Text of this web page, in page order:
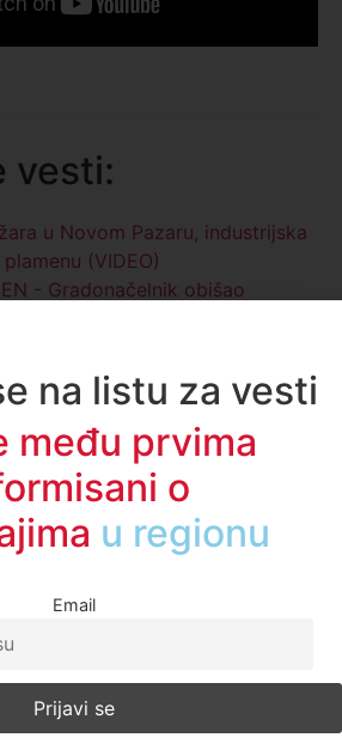
vesti:
u Novom Pazaru, industrijska
(VIDEO)
- Gradonačelnik obišao
Rajčinoviće, sve ekipe su
Pazaru još uvek nije lokalizovan
industrijskoj zoni u Novom Pazaru
Email